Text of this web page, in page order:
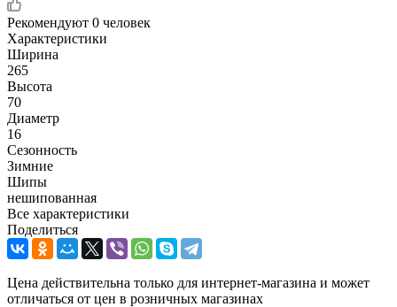
Рекомендуют 0 человек
Характеристики
Ширина
265
Высота
70
Диаметр
16
Сезонность
Зимние
Шипы
нешипованная
Все характеристики
Поделиться
Цена действительна только для интернет-магазина и может
отличаться от цен в розничных магазинах